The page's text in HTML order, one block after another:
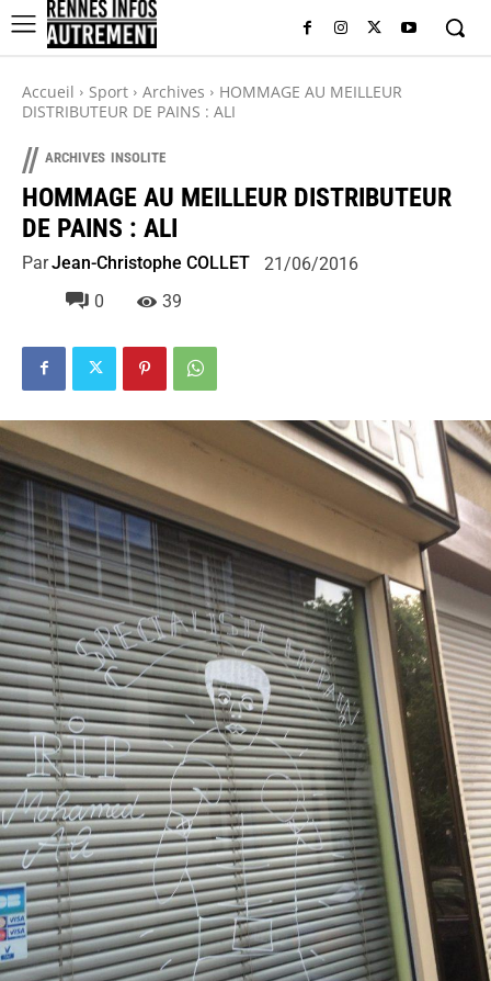
Accueil Sport Archives
HOMMAGE AU MEILLEUR
DISTRIBUTEUR DE PAINS : ALI
// ARCHIVES INSOLITE
HOMMAGE AU MEILLEUR DISTRIBUTEUR
DE PAINS : ALI
ParJean-Christophe COLLET
21/06/2016
0
39